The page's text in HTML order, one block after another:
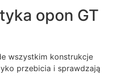
opon GT
wszystkim konstrukcje
przebicia i sprawdzają